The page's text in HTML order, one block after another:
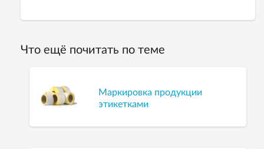
Что ещё почитать по теме
Маркировка продукции
этикетками